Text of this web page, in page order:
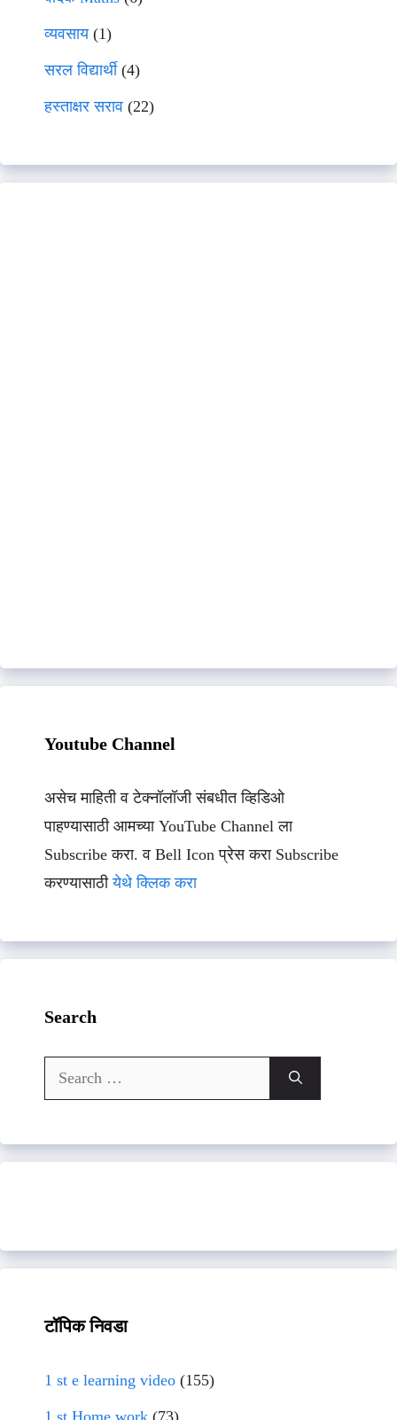
व्यवसाय(1)
सरल विद्यार्थी(4)
हस्ताक्षर सराव (22)
Youtube Channel
असेच माहिती व टेक्नॉलॉजी संबधीत व्हिडिओ
पाहण्यासाठी आमच्या YouTube Channel ला
Subscribe करा. व Bell Icon प्रेस करा Subscribe
करण्यासाठीयेथे क्लिक करा
Search
Search
for:
टॉपिक निवडा
1 st e learning video (155)